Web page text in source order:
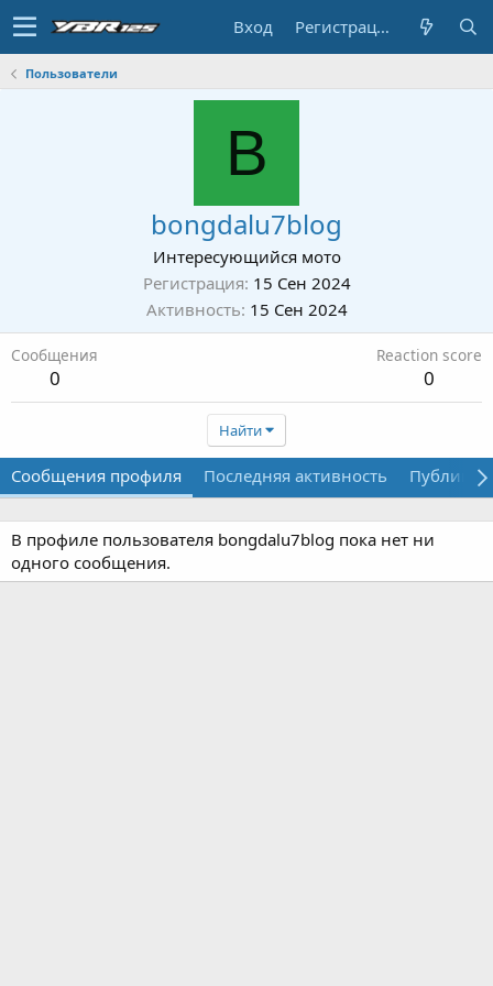
Вход Регистрация
Пользователи
B
bongdalu7blog
Интересующийся мото
Регистрация 15 Сен 2024
Активность 15 Сен 2024
Сообщения
0
Reaction score
0
Найти
Сообщения профиля Последняя активность
В профиле пользователя bongdalu7blog пока нет ни
одного сообщения.